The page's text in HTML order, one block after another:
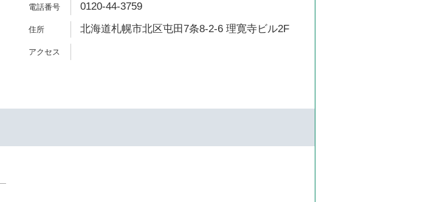
0120-44-3759
北海道札幌市北区屯田7条8-2-6 理寛寺ビル2F